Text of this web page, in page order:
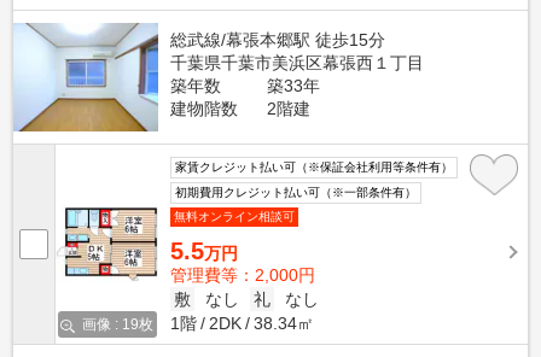
総武線/幕張本郷駅 徒歩15分
千葉県千葉市美浜区幕張西１丁目
築年数
築33年
建物階数
2階建
画像 : 19枚
家賃クレジット払い可（※保証会社利用等条件有）
初期費用クレジット払い可（※一部条件有）
無料オンライン相談可
5.5万円
管理費等：2,000円
敷
なし 礼
なし
1階
2DK 38.34㎡